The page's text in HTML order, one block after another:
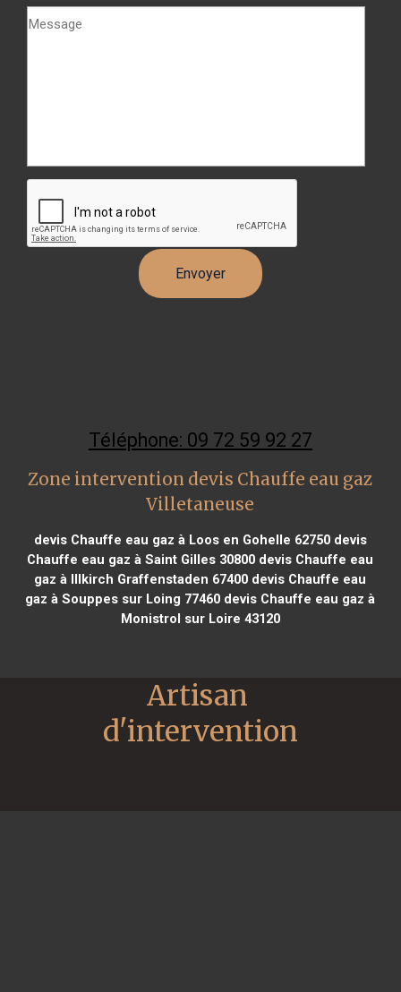
Téléphone: 09 72 59 92 27
Zone intervention devis Chauffe eau gaz
Villetaneuse
devis Chauffe eau gaz à Loos en Gohelle 62750devis
Chauffe eau gaz à Saint Gilles 30800 devis Chauffe eau
gaz à Illkirch Graffenstaden 67400 devis Chauffe eau
gaz à Souppes sur Loing 77460 devis Chauffe eau gaz à
Monistrol sur Loire 43120
Artisan
d'intervention